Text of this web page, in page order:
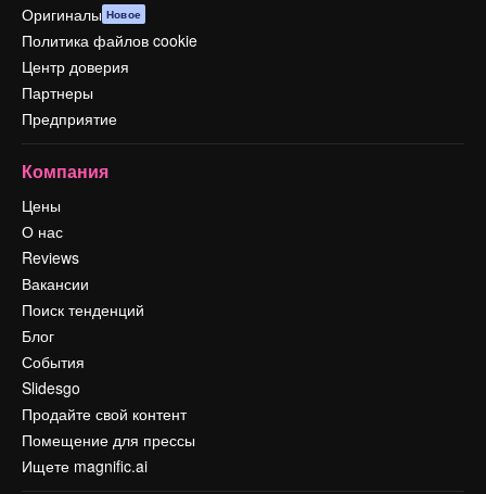
Оригиналы Новое
Политика файлов cookie
Центр доверия
Партнеры
Предприятие
Компания
Цены
О нас
Reviews
Вакансии
Поиск тенденций
Блог
События
Slidesgo
Продайте свой контент
Помещение для прессы
Ищете magnific.ai